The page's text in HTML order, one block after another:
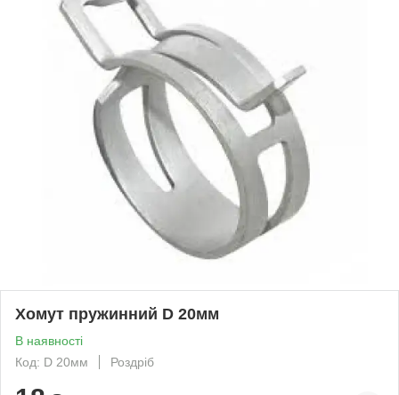
Хомут пружинний D 20мм
В наявності
Код: D 20мм
Роздріб